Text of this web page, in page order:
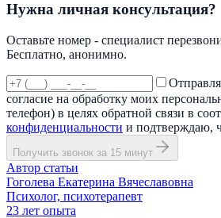
Нужна личная консультация?
Оставьте номер - специалист
Бесплатно, анонимно.
согласие на обработку моих
телефон) в целях обратной связи в
конфиденциальности и подтверждаю,
Получить звонок за 15 минут
Автор статьи
Гоголева Екатерина Вячеславовна
Психолог, психотерапевт
23 лет опыта